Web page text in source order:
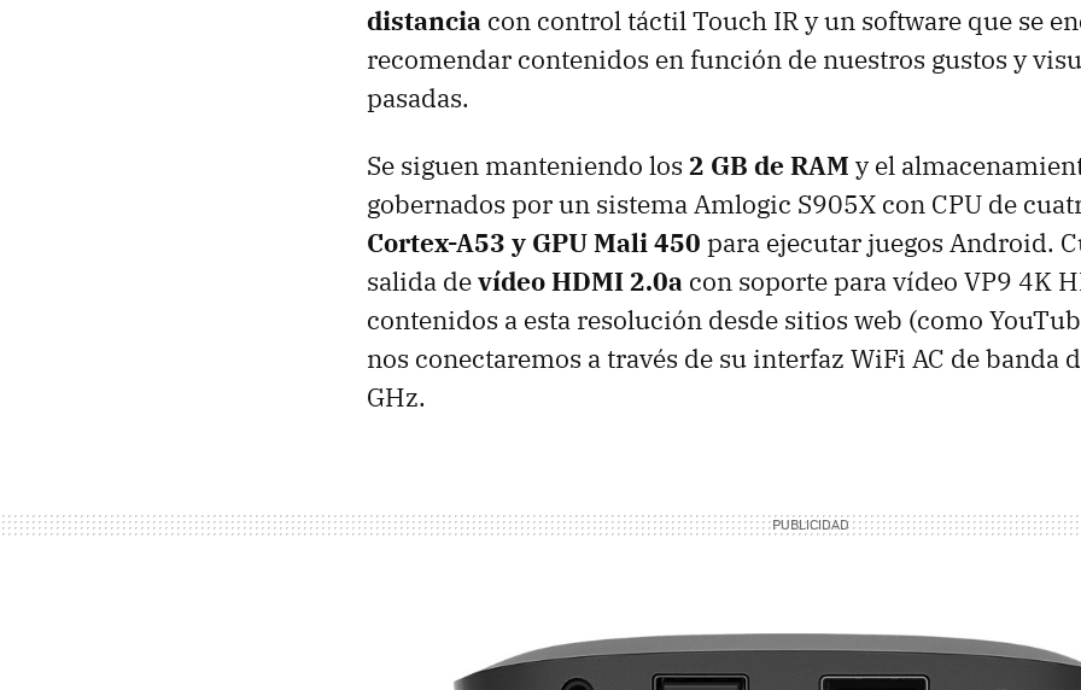
distancia con control táctil Touch IR y un software que se
recomendar contenidos en función de nuestros gustos y
pasadas.
Se siguen manteniendo los 2 GB de RAM y el
gobernados por un sistema Amlogic S905X con CPU de
Cortex-A53 y GPU Mali 450 para ejecutar juegos Android.
salida devídeo HDMI 2.0a con soporte para vídeo VP9 4K
contenidos a esta resolución desde sitios web (como
nos conectaremos a través de su interfaz WiFi AC de banda
GHz.